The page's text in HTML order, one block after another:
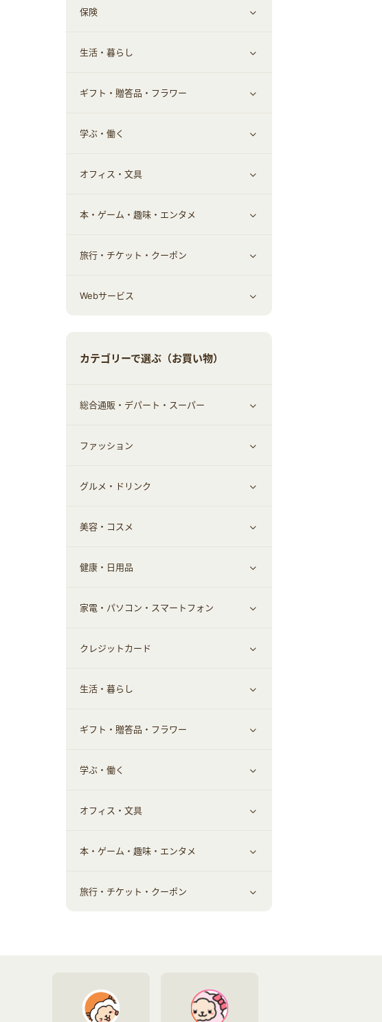
スマホ・携帯電話・SIM
定額制有料コンテンツ
証券
仮想通貨
その他投資
銀行・ネット銀行
キャッシング・ローン
その他金融
保険
すべて見る
保険相談・面談
生活・暮らし
すべて見る
住まい・暮らし
不動産
引越し
エコ・エネルギー
車情報・カーシェア・レンタル
ギフト・贈答品・フラワー
すべて見る
ギフト・贈答品
学ぶ・働く
すべて見る
習い事・学習・学校
仕事・転職
オフィス・文具
すべて見る
オフィス・文具
本・ゲーム・趣味・エンタメ
すべて見る
ゲーム・趣味
旅行・チケット・クーポン
すべて見る
Webサービス
カテゴリーで選ぶ（お買い物）
総合通販・デパート・スーパー
すべて見る
総合通販
デパート・スーパー
ファッション
すべて見る
ファッション
インナー・下着
靴・フットウェア
小物・かばん
スーツ・フォーマル
グルメ・ドリンク
すべて見る
グルメ
ドリンク
お酒
食材宅配
美容・コスメ
すべて見る
スキンケア
メイクアップ
ヘアケア
メンズ美容
美容・ダイエット用品
脱毛用品
美容食品
健康・日用品
すべて見る
健康食品｜青汁・飲料
健康食品｜乳酸菌・ケフィア
健康食品｜その他
スポーツ・フィットネス
日用品・薬局・からだ
家電・パソコン・スマートフォン
すべて見る
家電・パソコン・ソフトウェア
スマホ・携帯電話・SIM
クレジットカード
すべて見る
クレジットカード
生活・暮らし
すべて見る
車情報・カーシェア・レンタル
お役立ち
生活雑貨・家具インテリア
赤ちゃん・こども・マタニティ
ギフト・贈答品・フラワー
すべて見る
ギフト・贈答品
フラワー
学ぶ・働く
すべて見る
習い事・学習・学校
オフィス・文具
すべて見る
オフィス・文具
本・ゲーム・趣味・エンタメ
すべて見る
本
旅行・チケット・クーポン
チケット・クーポン・チラシ